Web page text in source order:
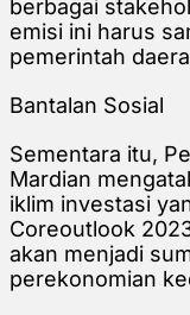
berbagai
emisi ini harus
pemerintah
Bantalan Sosial
Sementara itu,
Mardian
iklim investasi
Coreoutlook
akan menjadi
perekonomian